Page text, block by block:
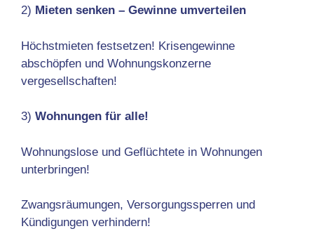
2) Mieten senken – Gewinne umverteilen
Höchstmieten festsetzen! Krisengewinne
abschöpfen und Wohnungskonzerne
vergesellschaften!
3) Wohnungen für alle!
Wohnungslose und Geflüchtete in Wohnungen
unterbringen!
Zwangsräumungen, Versorgungssperren und
Kündigungen verhindern!